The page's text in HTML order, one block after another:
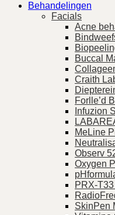
Behandelingen
Facials
Acne
Buccal
Craith
Forlle’d
Infuzion
MeLine
Observ
Oxygen
PRX-
SkinPen